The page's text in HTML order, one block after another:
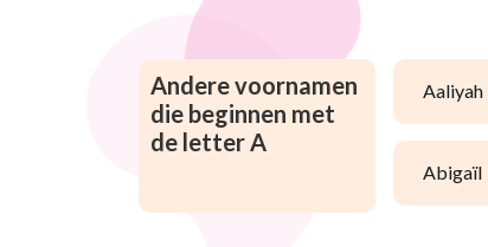
Andere voornamen
die beginnen met
de letter A
aaliyah
abigaïl